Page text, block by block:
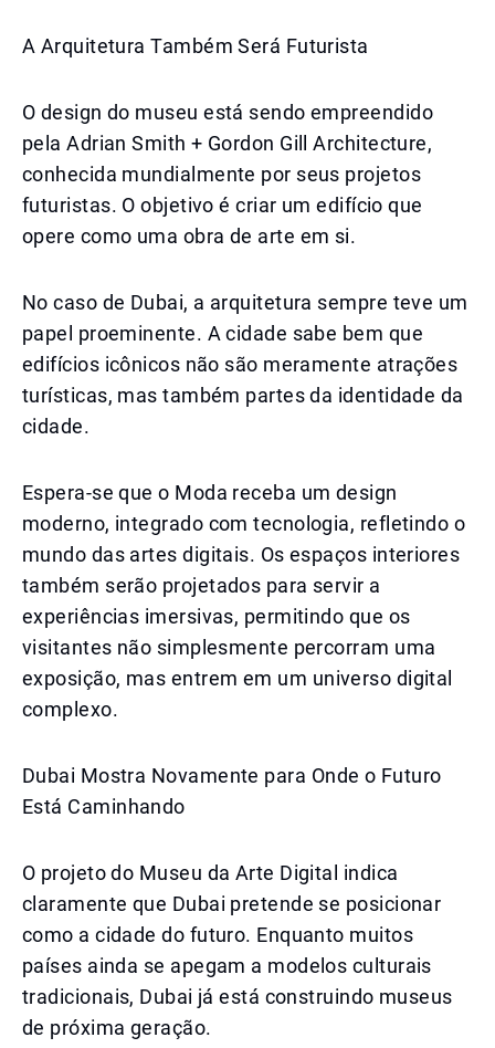
A Arquitetura Também Será Futurista
O design do museu está sendo empreendido
pela Adrian Smith + Gordon Gill Architecture,
conhecida mundialmente por seus projetos
futuristas. O objetivo é criar um edifício que
opere como uma obra de arte em si.
No caso de Dubai, a arquitetura sempre teve um
papel proeminente. A cidade sabe bem que
edifícios icônicos não são meramente atrações
turísticas, mas também partes da identidade da
cidade.
Espera-se que o Moda receba um design
moderno, integrado com tecnologia, refletindo o
mundo das artes digitais. Os espaços interiores
também serão projetados para servir a
experiências imersivas, permitindo que os
visitantes não simplesmente percorram uma
exposição, mas entrem em um universo digital
complexo.
Dubai Mostra Novamente para Onde o Futuro
Está Caminhando
O projeto do Museu da Arte Digital indica
claramente que Dubai pretende se posicionar
como a cidade do futuro. Enquanto muitos
países ainda se apegam a modelos culturais
tradicionais, Dubai já está construindo museus
de próxima geração.